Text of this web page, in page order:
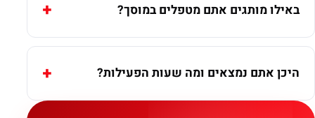
באילו מותגים אתם מטפלים במוסך?
היכן אתם נמצאים ומה שעות הפעילות?